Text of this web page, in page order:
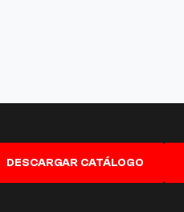
DESCARGAR CATÁLOGO